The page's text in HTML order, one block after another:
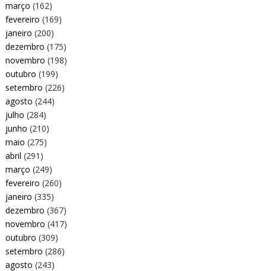
março (162)
fevereiro (169)
janeiro (200)
dezembro (175)
novembro (198)
outubro (199)
setembro (226)
agosto (244)
julho (284)
junho (210)
maio (275)
abril (291)
março (249)
fevereiro (260)
janeiro (335)
dezembro (367)
novembro (417)
outubro (309)
setembro (286)
agosto (243)